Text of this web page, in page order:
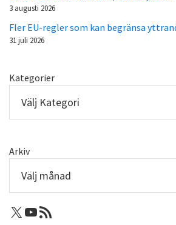
3 augusti 2026
Fler EU-regler som kan begränsa
31 juli 2026
Kategorier
Arkiv
X: Femtejuli
Youtube
RSS-flöde